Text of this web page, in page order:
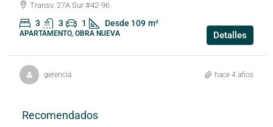
Transv. 27A Sur #42-96
3 3 1 Desde 109 m²
APARTAMENTO, OBRA NUEVA Detalles
gerencia hace 4 años
Recomendados